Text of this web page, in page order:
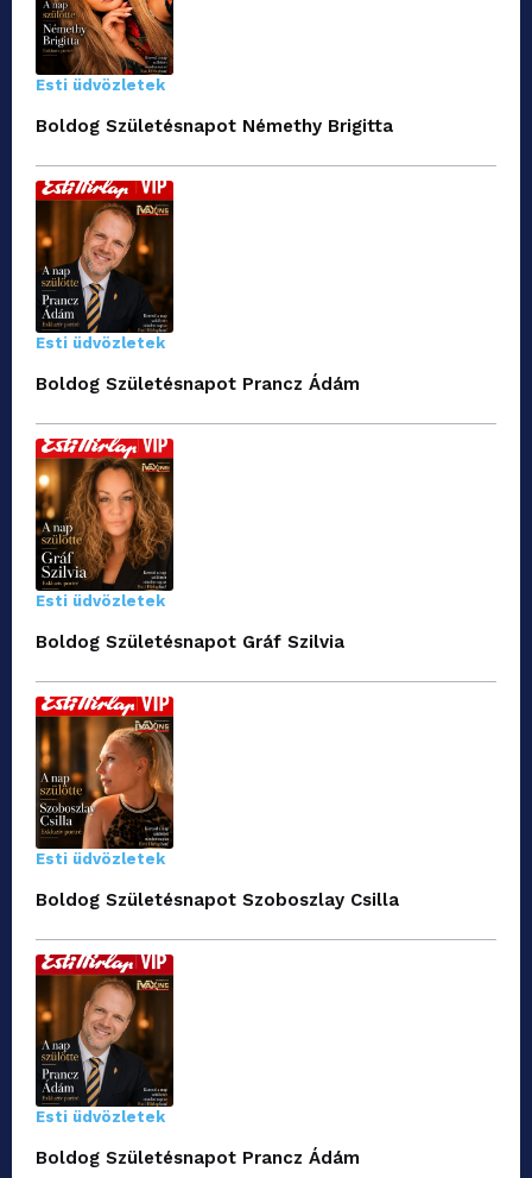
Esti üdvözletek
Boldog Születésnapot Némethy Brigitta
Esti üdvözletek
Boldog Születésnapot Prancz Ádám
Esti üdvözletek
Boldog Születésnapot Gráf Szilvia
Esti üdvözletek
Boldog Születésnapot Szoboszlay Csilla
Esti üdvözletek
Boldog Születésnapot Prancz Ádám